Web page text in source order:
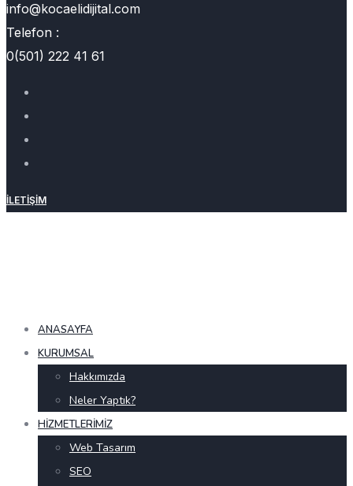
info@kocaelidijital.com
Telefon :
0(501) 222 41 61
İLETIŞIM
ANASAYFA
KURUMSAL
Hakkımızda
Neler Yaptık?
HIZMETLERIMIZ
Web Tasarım
SEO